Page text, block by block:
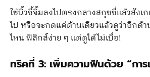
ใช้นิ้วชี้จิ้มลงไปตรงกลางสกุชชี่แล้วสังเ
ไป หรือจะกดแค่ด้านเดียวแล้วดูว่าอีกด้
ไหน ฟิสิกส์ง่าย ๆ แต่ดูได้ไม่เบื่อ!
ทริคที่ 3: เพิ่มความฟินด้วย “การ